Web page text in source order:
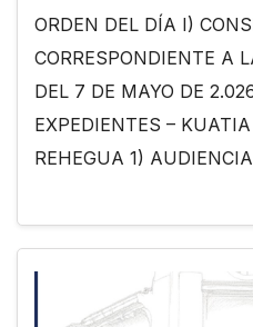
ORDEN DEL DÍA I)
CORRESPONDIENTE A
DEL 7 DE MAYO DE
EXPEDIENTES –
REHEGUA 1)